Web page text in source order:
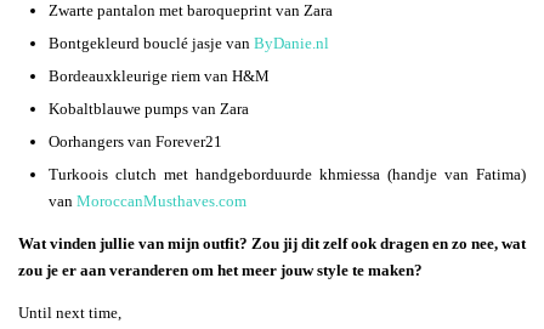
Zwarte pantalon met baroqueprint van Zara
Bontgekleurd bouclé jasje van ByDanie.nl
Bordeauxkleurige riem van H&M
Kobaltblauwe pumps van Zara
Oorhangers van Forever21
Turkoois clutch met handgeborduurde khmiessa (handje van Fatima)
van MoroccanMusthaves.com
Wat vinden jullie van mijn outfit? Zou jij dit zelf ook dragen en zo nee, wat
zou je er aan veranderen om het meer jouw style te maken?
Until next time,